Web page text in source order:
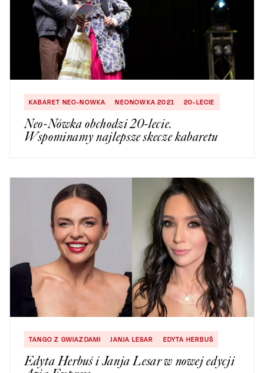
KABARET NEO-NOWKA NEONOWKA 2021 20-LECIE
Neo-Nówka obchodzi 20-lecie.
Wspominamy najlepsze skecze kabaretu
TANGO Z GWIAZDAMI JANJA LESAR EDYTA HERBUŚ
Edyta Herbuś i Janja Lesar w nowej edycji